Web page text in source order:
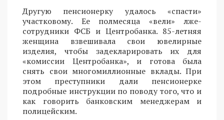
Другую пенсионерку удалось «спасти»
участковому. Ее полмесяца «вели» лже-
сотрудники ФСБ и Центробанка. 85-летняя
женщина взвешивала свои ювелирные
изделия, чтобы задекларировать их для
«комиссии Центробанка», и готова была
снять свои многомиллионные вклады. При
этом преступники дали пенсионерке
подробные инструкции по поводу того, что и
как говорить банковским менеджерам и
полицейским.